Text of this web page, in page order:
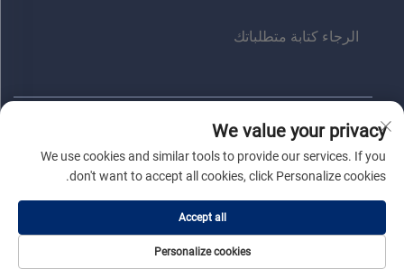
أرسل
حقوق النسخ © شركة جياشينغ أنита الكهربائية المحدودة. جميع الحقوق
محفوظة |سياسة الخصوصية|المدونة
We value your privacy
We use cookies and similar tools to provide our services. If you
don't want to accept all cookies, click Personalize cookies.
Personalize cookies
Accept all